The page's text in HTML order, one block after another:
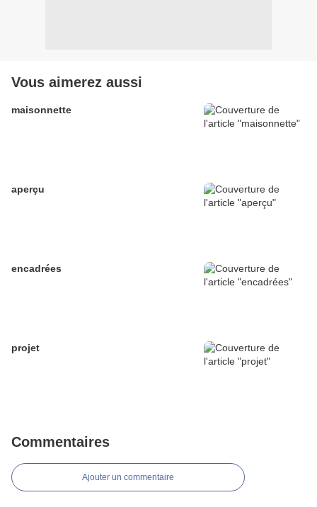
Vous aimerez aussi
maisonnette
aperçu
encadrées
projet
Commentaires
Ajouter un commentaire